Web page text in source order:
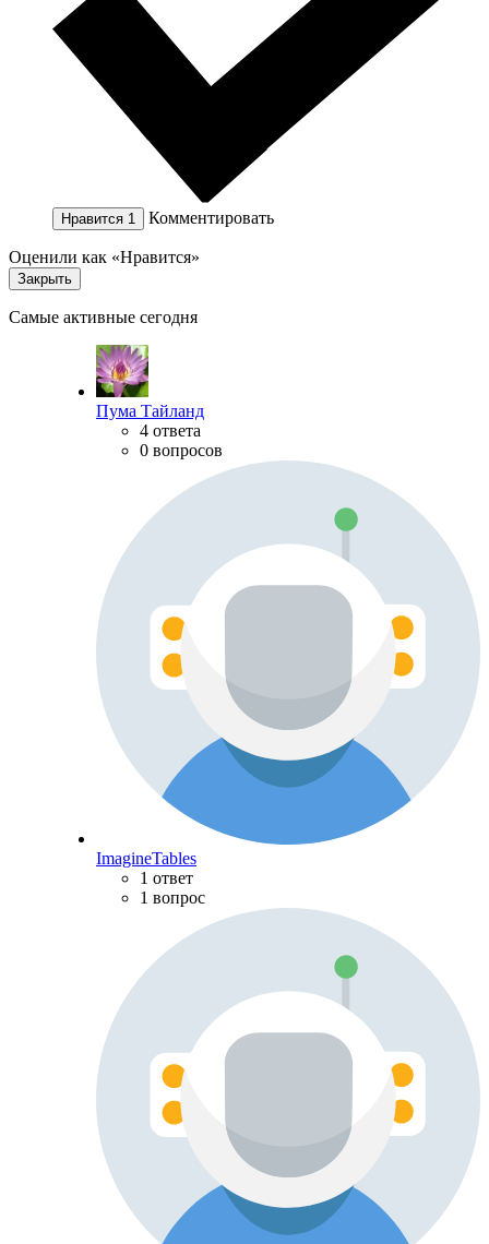
Нравится 1 Комментировать
Оценили как «Нравится»
Закрыть
Самые активные сегодня
Пума Тайланд
4 ответа
0 вопросов
ImagineTables
1 ответ
1 вопрос